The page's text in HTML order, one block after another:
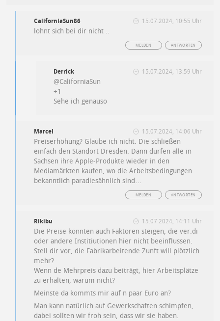
CaliforniaSun86 15.07.2024, 10:55 Uhr
lohnt sich bei dir nicht ..
ANTWORTEN
MELDEN
Derrick 15.07.2024, 13:59 Uhr
@CaliforniaSun
+1
Sehe ich genauso
Marcel 15.07.2024, 14:06 Uhr
Preiserhöhung? Glaube ich nicht. Die schließen
einfach den Standort Dresden. Dann dürfen alle in
Sachsen ihre Apple-Produkte wieder in den
Mediamärkten kaufen, wo die Arbeitsbedingungen
bekanntlich paradiesähnlich sind…
ANTWORTEN
MELDEN
Rikibu 15.07.2024, 14:11 Uhr
Die Preise könnten auch Faktoren steigen, die ver.di
oder andere Institiutionen hier nicht beeinflussen.
Stell dir vor, die Fabrikarbeitende Zunft will plötzlich
mehr?
Wenn de Mehrpreis dazu beiträgt, hier Arbeitsplätze
zu erhalten, warum nicht?
Meinste da kommts mir auf n paar Euro an?
Man kann natürlich auf Gewerkschaften schimpfen,
dabei sollten wir froh sein, dass wir sie haben.